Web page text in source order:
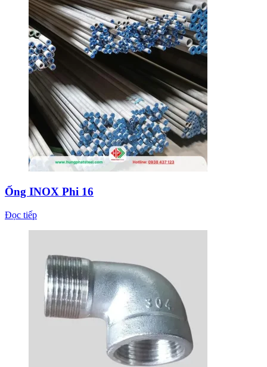
Ống INOX Phi 16
Đọc tiếp